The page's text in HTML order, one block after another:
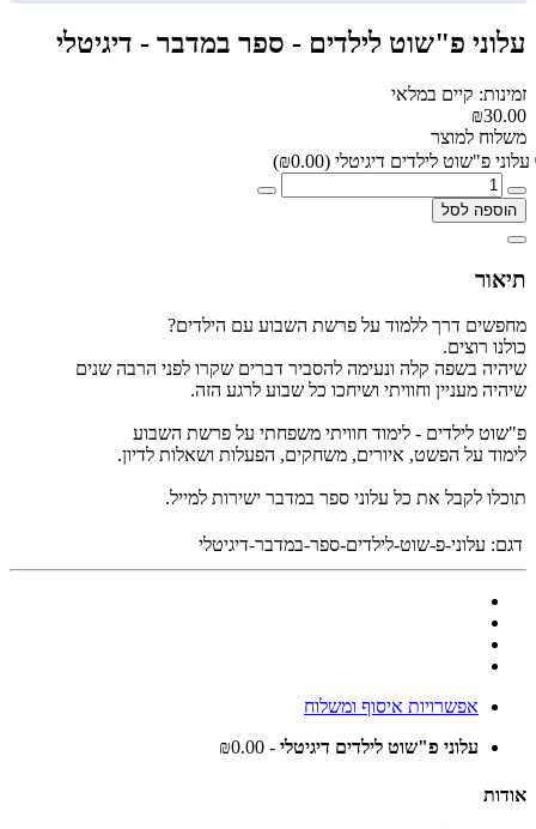
עלוני פ"שוט לילדים - ספר במדבר - דיגיטלי
זמינות: קיים במלאי
₪30.00
משלוח למוצר
עלוני פ"שוט לילדים דיגיטלי (₪0.00)
הוספה לסל
תיאור
מחפשים דרך ללמוד על פרשת השבוע עם הילדים?
כולנו רוצים.
שיהיה בשפה קלה ונעימה להסביר דברים שקרו לפני הרבה שנים
שיהיה מעניין וחוויתי ושיחכו כל שבוע לרגע הזה.
פ"שוט לילדים - לימוד חוויתי משפחתי על פרשת השבוע
לימוד על הפשט, איורים, משחקים, הפעלות ושאלות לדיון.
תוכלו לקבל את כל עלוני ספר במדבר ישירות למייל.
דגם: עלוני-פ-שוט-לילדים-ספר-במדבר-דיגיטלי
אפשרויות איסוף ומשלוח
עלוני פ"שוט לילדים דיגיטלי - ₪0.00
אודות